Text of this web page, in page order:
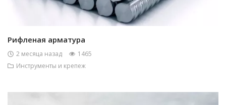
Рифленая арматура
2 месяца назад
1465
Инструменты и крепеж